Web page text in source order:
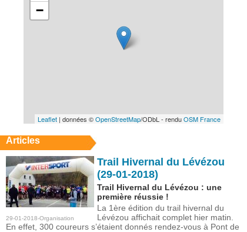
−
Leaflet | données ©OpenStreetMap/ODbL - renduOSM France
Articles
29-01-2018-Organisation
Trail Hivernal du Lévézou
(29-01-2018)
Trail Hivernal du Lévézou : une
première réussie !
La 1ère édition du trail hivernal du
Lévézou affichait complet hier matin.
En effet, 300 coureurs s’étaient donnés rendez-vous à Pont de